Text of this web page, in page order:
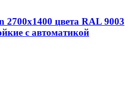
2700х1400 цвета RAL 9003
с автоматикой